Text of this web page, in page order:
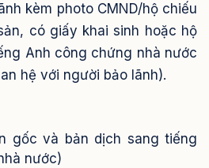
kèm photo CMND/hộ chiếu
có giấy khai sinh hoặc hộ
Anh công chứng nhà nước
hệ với người bảo lãnh).
gốc và bản dịch sang tiếng
nước)